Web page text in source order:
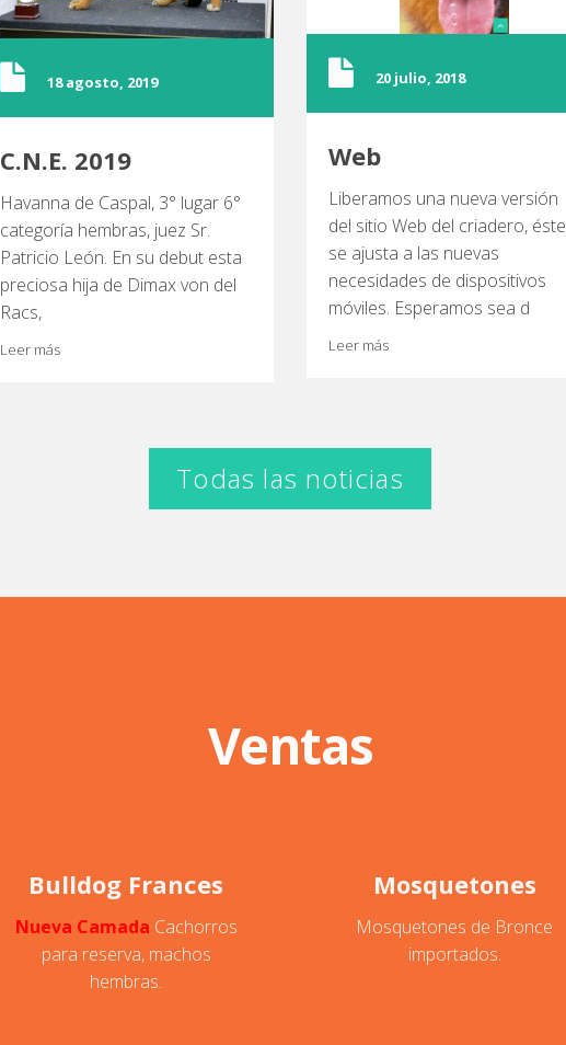
18 agosto, 2019
C.N.E. 2019
Havanna de Caspal, 3° lugar 6°
categoría hembras, juez Sr.
Patricio León. En su debut esta
preciosa hija de Dimax von del
Racs,
Leer más
20 julio, 2018
Web
Liberamos una nueva versión
del sitio Web del criadero, éste
se ajusta a las nuevas
necesidades de dispositivos
móviles. Esperamos sea d
Leer más
Todas las noticias
Ventas
Bulldog Frances
Nueva Camada Cachorros
para reserva, machos
hembras.
Mosquetones
Mosquetones de Bronce
importados.